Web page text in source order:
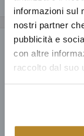
informazioni sul
nostri partner
pubblicità e
con altre
raccolto dal suo
Articoli dal design
60% in meno a
Prodotti italiani al
produzione
167.000 clienti dal
Payment &